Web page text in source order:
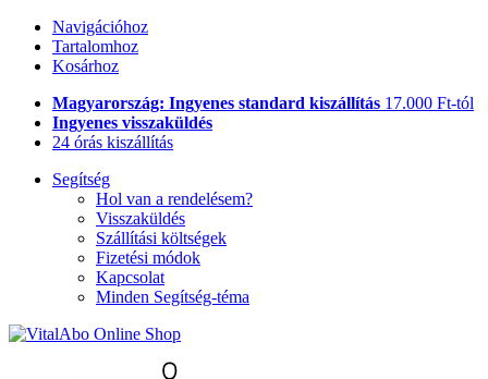
Navigációhoz
Tartalomhoz
Kosárhoz
Magyarország: Ingyenes standard kiszállítás 17.000 Ft-tól
Ingyenes visszaküldés
24 órás kiszállítás
Segítség
Hol van a rendelésem?
Visszaküldés
Szállítási költségek
Fizetési módok
Kapcsolat
Minden Segítség-téma